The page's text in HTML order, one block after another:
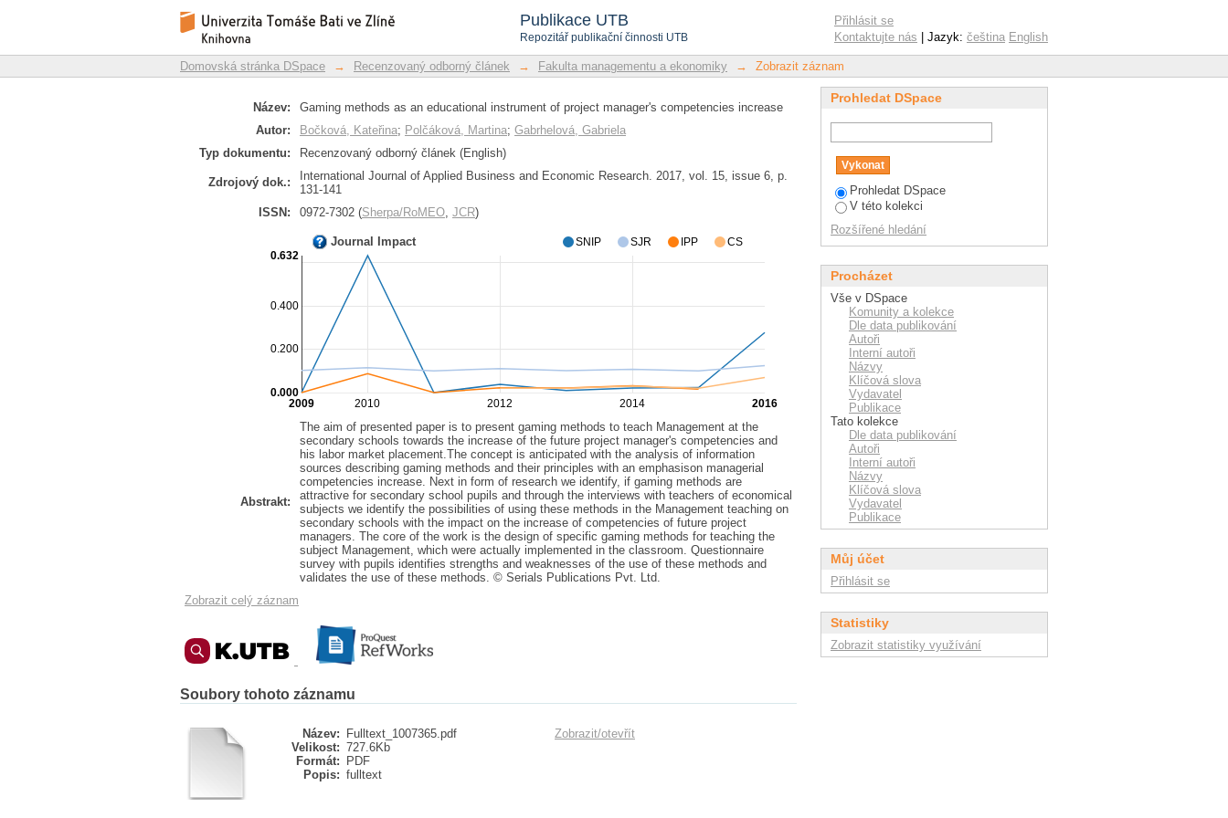
Publikace UTB
Repozitář publikační činnosti UTB
Gaming methods as an educational instrument of project manager's competencies
increase
Repozitář DSpace/Manakin
Přihlásit se
Kontaktujte nás | Jazyk: čeština English
Domovská stránka DSpace → Recenzovaný odborný článek → Fakulta managementu a ekonomiky → Zobrazit záznam
Název:
Gaming methods as an educational instrument of project manager's competencies increase
Autor:
Bočková, Kateřina; Polčáková, Martina; Gabrhelová, Gabriela
Typ dokumentu:
Recenzovaný odborný článek (English)
Zdrojový dok.:
International Journal of Applied Business and Economic Research. 2017, vol. 15, issue 6, p.
131-141
ISSN:
0972-7302 (Sherpa/RoMEO, JCR)
Journal Impact
2010 2012 2014
2009 2016
0.200
0.400
0.000
0.632
SNIP SJR IPP CS
Abstrakt:
The aim of presented paper is to present gaming methods to teach Management at the
secondary schools towards the increase of the future project manager's competencies and
his labor market placement.The concept is anticipated with the analysis of information
sources describing gaming methods and their principles with an emphasison managerial
competencies increase. Next in form of research we identify, if gaming methods are
attractive for secondary school pupils and through the interviews with teachers of economical
subjects we identify the possibilities of using these methods in the Management teaching on
secondary schools with the impact on the increase of competencies of future project
managers. The core of the work is the design of specific gaming methods for teaching the
subject Management, which were actually implemented in the classroom. Questionnaire
survey with pupils identifies strengths and weaknesses of the use of these methods and
validates the use of these methods. © Serials Publications Pvt. Ltd.
Zobrazit celý záznam
Soubory tohoto záznamu
Název:
Fulltext_1007365.pdf
Velikost: 727.6Kb
Formát:
PDF
Popis: fulltext
Zobrazit/otevřít
Prohledat DSpace
Prohledat DSpace
V této kolekci
Rozšířené hledání
Procházet
Vše v DSpace
Komunity a kolekce
Dle data publikování
Autoři
Interní autoři
Názvy
Klíčová slova
Vydavatel
Publikace
Tato kolekce
Dle data publikování
Autoři
Interní autoři
Názvy
Klíčová slova
Vydavatel
Publikace
Můj účet
Přihlásit se
Statistiky
Zobrazit statistiky využívání